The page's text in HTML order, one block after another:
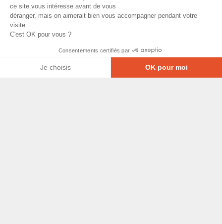
ce site vous intéresse avant de vous
déranger, mais on aimerait bien vous accompagner pendant votre
visite...
C'est OK pour vous ?
Consentements certifiés par
Je choisis OK pour moi